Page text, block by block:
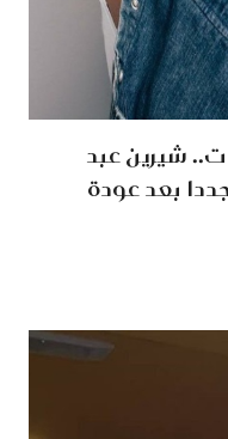
شيرين عبد
بعد عودة